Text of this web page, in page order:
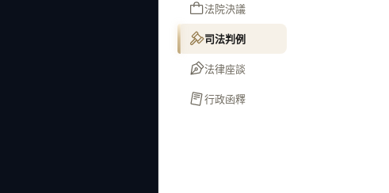
法院決議
司法判例
法律座談
行政函釋